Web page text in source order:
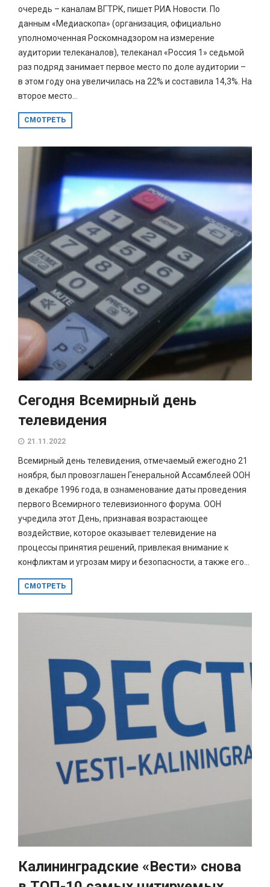
очередь – каналам ВГТРК, пишет РИА Новости. По
данным «Медиаскопа» (организация, официально
уполномоченная Роскомнадзором на измерение
аудитории телеканалов), телеканал «Россия 1» седьмой
раз подряд занимает первое место по доле аудитории –
в этом году она увеличилась на 22% и составила 14,3%. На
второе место...
СМОТРЕТЬ
Сегодня Всемирный день
телевидения
21.11.2022
Всемирный день телевидения, отмечаемый ежегодно 21
ноября, был провозглашен Генеральной Ассамблеей ООН
в декабре 1996 года, в ознаменование даты проведения
первого Всемирного телевизионного форума. ООН
учредила этот День, признавая возрастающее
воздействие, которое оказывает телевидение на
процессы принятия решений, привлекая внимание к
конфликтам и угрозам миру и безопасности, а также его...
СМОТРЕТЬ
Калининградские «Вести» снова